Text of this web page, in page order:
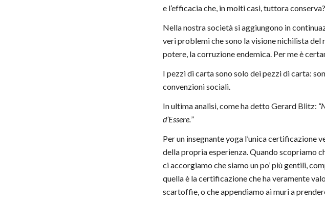
e l’efficacia che, in molti casi, tuttora conserva?
Nella nostra società si aggiungono in
veri problemi che sono la visione nichilista
potere, la corruzione endemica. Per me è
I pezzi di carta sono solo dei pezzi di carta:
convenzioni sociali.
In ultima analisi, come ha detto Gerard Blitz:
d’Essere.”
Per un insegnante yoga l’unica certificazione
della propria esperienza. Quando scopriamo
ci accorgiamo che siamo un po’ più gentili,
quella è la certificazione che ha veramente
scartoffie, o che appendiamo ai muri a